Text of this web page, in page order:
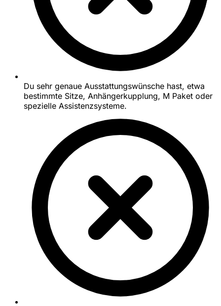
Du sehr genaue Ausstattungswünsche hast, etwa
bestimmte Sitze, Anhängerkupplung, M Paket oder
spezielle Assistenzsysteme.